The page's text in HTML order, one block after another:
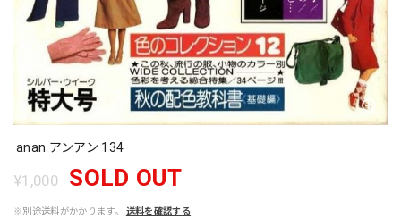
anan アンアン 134
¥1,000 SOLD OUT
※別途送料がかかります。 送料を確認する